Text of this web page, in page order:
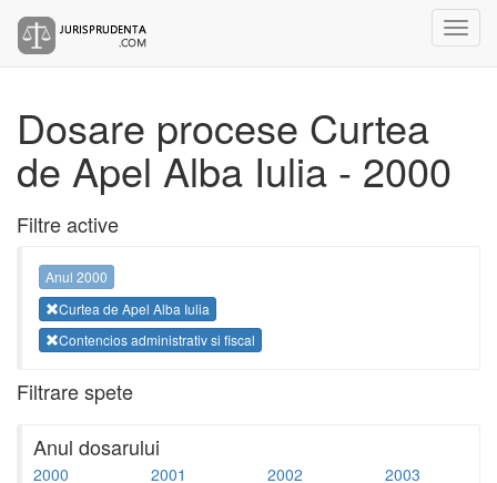
Dosare procese Curtea
de Apel Alba Iulia - 2000
Filtre active
Anul 2000
Curtea de Apel Alba Iulia
Contencios administrativ si fiscal
Filtrare spete
Anul dosarului
2000 2001 2002
2003